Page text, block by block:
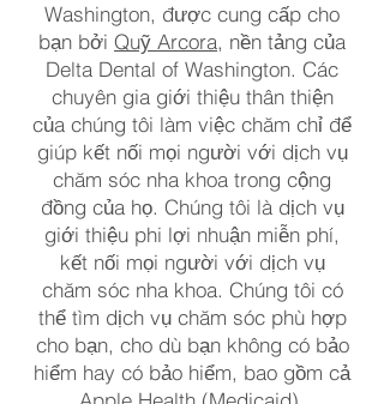
Washington, được cung cấp cho
bạn bởi Quỹ Arcora, nền tảng của
Delta Dental of Washington. Các
chuyên gia giới thiệu thân thiện
của chúng tôi làm việc chăm chỉ để
giúp kết nối mọi người với dịch vụ
chăm sóc nha khoa trong cộng
đồng của họ. Chúng tôi là dịch vụ
giới thiệu phi lợi nhuận miễn phí,
kết nối mọi người với dịch vụ
chăm sóc nha khoa. Chúng tôi có
thể tìm dịch vụ chăm sóc phù hợp
cho bạn, cho dù bạn không có bảo
hiểm hay có bảo hiểm, bao gồm cả